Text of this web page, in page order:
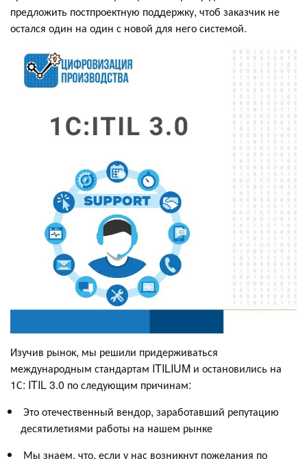
предложить постпроектную поддержку, чтоб заказчик не
остался один на один с новой для него системой.
Изучив рынок, мы решили придерживаться
международным стандартам ITILIUM и остановились на
1С: ITIL 3.0 по следующим причинам:
Это отечественный вендор, заработавший репутацию
десятилетиями работы на нашем рынке
Мы знаем, что, если у нас возникнут пожелания по